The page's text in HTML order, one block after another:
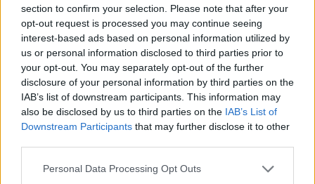
section to confirm your selection. Please note that after your
opt-out request is processed you may continue seeing
interest-based ads based on personal information utilized by
us or personal information disclosed to third parties prior to
your opt-out. You may separately opt-out of the further
disclosure of your personal information by third parties on the
IAB’s list of downstream participants. This information may
also be disclosed by us to third parties on the IAB’s List of
Downstream Participants that may further disclose it to other
Personal Data Processing Opt Outs
Ariana Grande thyen
heshtjen pas njoftimit për
shkëputje nga skena:
Vendimi ishte i
paramenduar, jo i
momentit
Charlize Theron mahnit
në Seul me një pamje të
errët dhe provokuese
gjatë promovimit të filmit
“The Odyssey